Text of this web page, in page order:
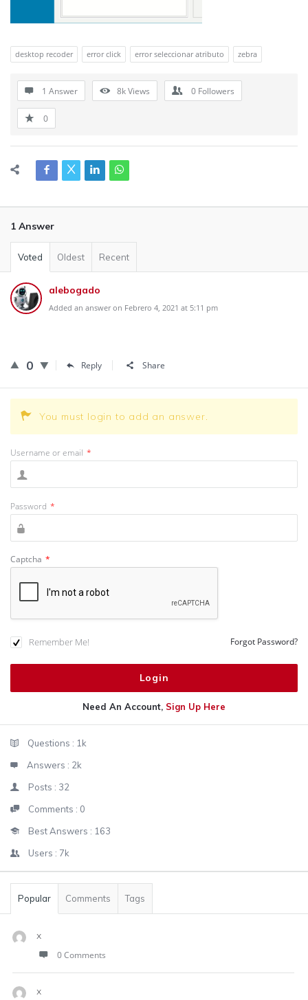
desktop recoder error click error seleccionar atributo zebra
1 Answer 8kViews 0 Followers
0
1 Answer
Voted Oldest Recent
alebogado
Added an answer on Febrero 4, 2021 at 5:11 pm
0 Reply Share
You must login to add an answer.
Username or email *
Password *
Captcha *
Remember Me! Forgot Password?
Need An Account, Sign Up Here
StatsQuestions : 1k
Answers : 2k
Posts : 32
Comments : 0
Best Answers : 163
Users : 7k
Popular Comments Tags
x
0 Comments
x